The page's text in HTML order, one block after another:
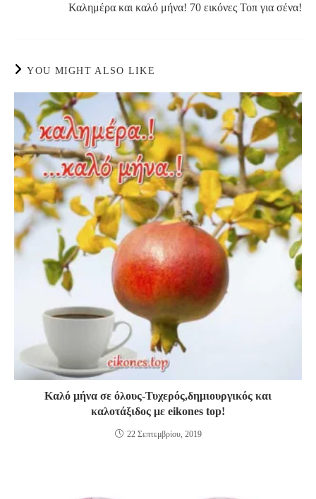
Καλημέρα και καλό μήνα! 70 εικόνες Τοπ για σένα!
YOU MIGHT ALSO LIKE
Καλό μήνα σε όλους-Τυχερός,δημιουργικός και
καλοτάξιδος με eikones top!
22 Σεπτεμβρίου, 2019